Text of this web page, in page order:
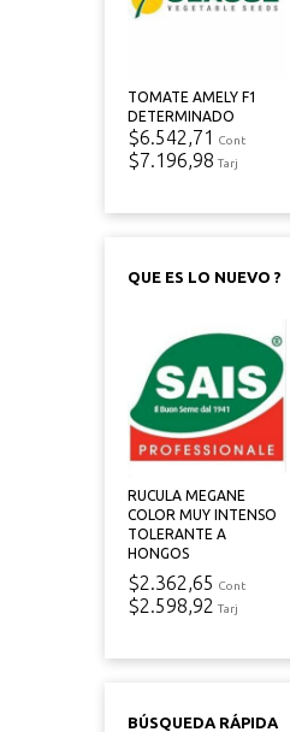
TOMATE AMELY F1
DETERMINADO
$6.542,71 Cont
$7.196,98 Tarj
QUE ES LO NUEVO ?
RUCULA MEGANE
COLOR MUY INTENSO
TOLERANTE A
HONGOS
$2.362,65 Cont
$2.598,92 Tarj
BÚSQUEDA RÁPIDA